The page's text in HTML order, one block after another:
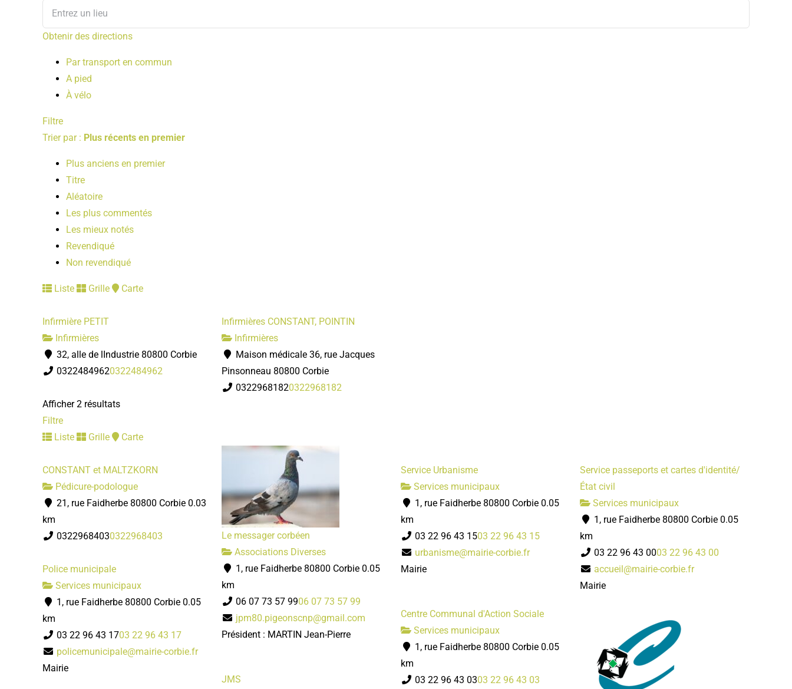
Obtenir des directions
Par transport en commun
A pied
À vélo
Filtre
Trier par : Plus récents en premier
Plus anciens en premier
Titre
Aléatoire
Les plus commentés
Les mieux notés
Revendiqué
Non revendiqué
Liste Grille Carte
Infirmière PETIT
Infirmières
32, alle de lIndustrie 80800 Corbie
03224849620322484962
Infirmières CONSTANT, POINTIN
Infirmières
Maison médicale 36, rue Jacques
Pinsonneau 80800 Corbie
03229681820322968182
Afficher 2 résultats
Filtre
Liste
Grille Carte
CONSTANT et MALTZKORN
Pédicure-podologue
21, rue Faidherbe 80800 Corbie 0.03
km
03229684030322968403
Le messager corbéen
Associations Diverses
1, rue Faidherbe 80800 Corbie 0.05
km
06 07 73 57 9906 07 73 57 99
jpm80.pigeonscnp@gmail.com
Président : MARTIN Jean-Pierre
Service Urbanisme
Services municipaux
1, rue Faidherbe 80800 Corbie 0.05
km
03 22 96 43 1503 22 96 43 15
urbanisme@mairie-corbie.fr
Mairie
Service passeports et cartes d'identité/
État civil
Services municipaux
1, rue Faidherbe 80800 Corbie 0.05
km
03 22 96 43 0003 22 96 43 00
accueil@mairie-corbie.fr
Mairie
Police municipale
Services municipaux
1, rue Faidherbe 80800 Corbie 0.05
km
03 22 96 43 1703 22 96 43 17
policemunicipale@mairie-corbie.fr
Mairie
Centre Communal d'Action Sociale
Services municipaux
1, rue Faidherbe 80800 Corbie 0.05
km
03 22 96 43 0303 22 96 43 03
JMS